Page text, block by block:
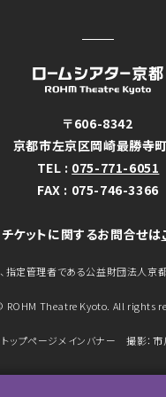
〒606-8342
京都市左京区岡崎最勝寺
TEL : 075-771-6051
FAX : 075-746-3366
チケットに関するお問合せは
指定管理者である公益財団法人京
ROHM Theatre Kyoto. All rights
トップページメインバナー 撮影：市